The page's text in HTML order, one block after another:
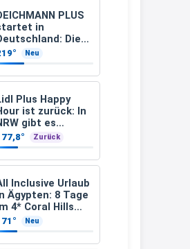
PLUS
in
Diese
bekommt
jetzt beim
Neu
Plus Happy
ist zurück: In
gibt es
10
Rabatt
Zurück
Inclusive Urlaub
Ägypten: 8 Tage
4* Coral Hills
Marsa Alam
Flüge ab 299 €
Neu
schon stornieren und
bestellen, da man
oder auch
im
oder an der Kasse
Kauf einlösen kann.
den Gutschein